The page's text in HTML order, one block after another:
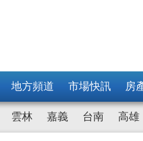
地方頻道 市場快訊 房
雲林 嘉義 台南 高雄